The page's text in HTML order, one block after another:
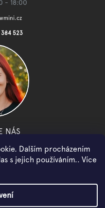
Dalším procházením
s jejich používáním.. Více
- 18:00
384 523
NÁS
youtube